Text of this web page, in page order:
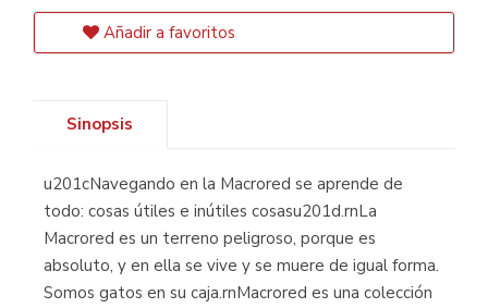
Añadir a favoritos
Sinopsis
u201cNavegando en la Macrored se aprende de
todo: cosas útiles e inútiles cosasu201d.rnLa
Macrored es un terreno peligroso, porque es
absoluto, y en ella se vive y se muere de igual forma.
Somos gatos en su caja.rnMacrored es una colección